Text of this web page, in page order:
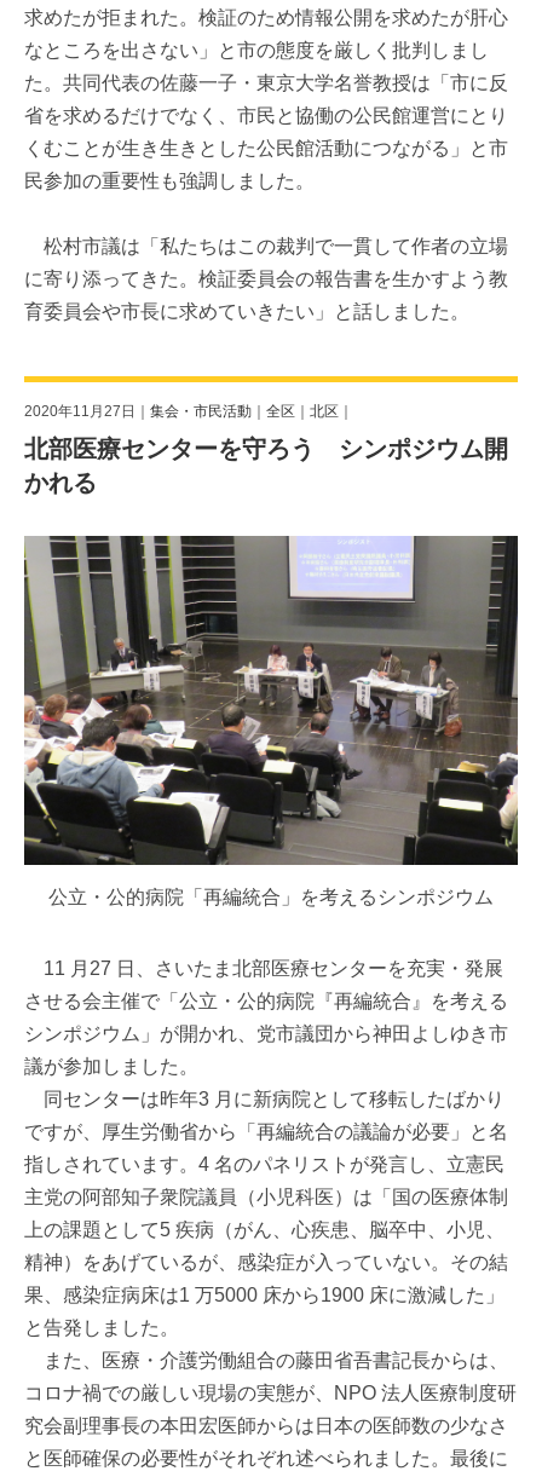
求めたが拒まれた。検証のため情報公開を求めたが肝心
なところを出さない」と市の態度を厳しく批判しまし
た。共同代表の佐藤一子・東京大学名誉教授は「市に反
省を求めるだけでなく、市民と協働の公民館運営にとり
くむことが生き生きとした公民館活動につながる」と市
民参加の重要性も強調しました。
松村市議は「私たちはこの裁判で一貫して作者の立場
に寄り添ってきた。検証委員会の報告書を生かすよう教
育委員会や市長に求めていきたい」と話しました。
2020年11月27日｜ 集会・市民活動 全区 北区
北部医療センターを守ろう シンポジウム開
かれる
公立・公的病院「再編統合」を考えるシンポジウム
11 月27 日、さいたま北部医療センターを充実・発展
させる会主催で「公立・公的病院『再編統合』を考える
シンポジウム」が開かれ、党市議団から神田よしゆき市
議が参加しました。
同センターは昨年3 月に新病院として移転したばかり
ですが、厚生労働省から「再編統合の議論が必要」と名
指しされています。4 名のパネリストが発言し、立憲民
主党の阿部知子衆院議員（小児科医）は「国の医療体制
上の課題として5 疾病（がん、心疾患、脳卒中、小児、
精神）をあげているが、感染症が入っていない。その結
果、感染症病床は1 万5000 床から1900 床に激減した」
と告発しました。
また、医療・介護労働組合の藤田省吾書記長からは、
コロナ禍での厳しい現場の実態が、NPO 法人医療制度研
究会副理事長の本田宏医師からは日本の医師数の少なさ
と医師確保の必要性がそれぞれ述べられました。最後に